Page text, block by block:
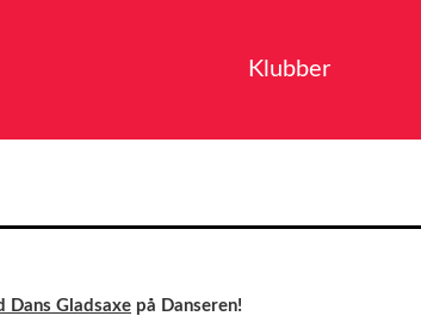
Klubber
Dans Gladsaxe på Danseren!